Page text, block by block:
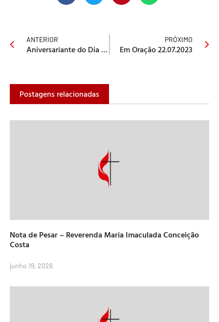
ANTERIOR
Aniversariante do Dia 15/07
PRÓXIMO
Em Oração 22.07.2023
Postagens relacionadas
Nota de Pesar – Reverenda Maria Imaculada Conceição
Costa
junho 19, 2026